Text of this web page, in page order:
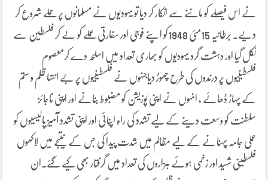
نے اس فیصلے کو ماننے سے انکار کر دیا تو یہودیوں نے مسلمانوں پر حملے شروع کر
دیے۔ برطانیہ 15مئی 1948کو اپنے فوجی اور سفارتی عملے کو لے کر فلسطین سے
نکل گیا اور دہشت گرد یہودیوں کو بھاری تعداد میں اسلحہ دے کرمعصوم
فلسطینیوں پر درندوں کی طرح چھوڑ دیاجنہوں نے فلسطینیوں پر بے انتہا ظلم و ستم
کے پہاڑ ڈھائے ، انہوں نے اپنی پوزیشن کو مضبوط بنانے اور اپنی ناجائز
سلطنت کو وسعت دینے کے لیے تشدد کی راہ اپنائی اور اپنی تشدد آمیز پالیسیوں کو
عملی جامہ پہنانے کے لیے مظالم میں شدت پیدا کی جس کے نتیجے میں لاکھوں
فلسطینی شہید اور زخمی ہوئے ہزاروں کی تعداد میں گرفتار بھی کیے گئے۔ان